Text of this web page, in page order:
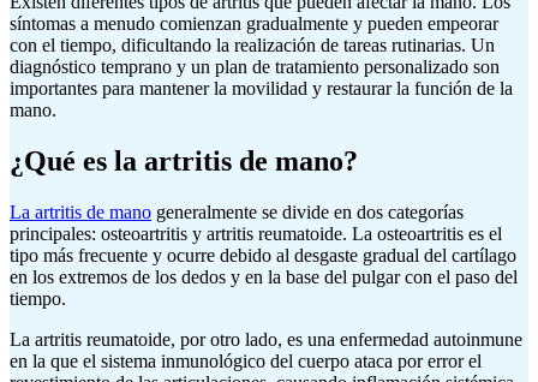
síntomas a menudo comienzan gradualmente y pueden empeorar
con el tiempo, dificultando la realización de tareas rutinarias. Un
diagnóstico temprano y un plan de tratamiento personalizado son
importantes para mantener la movilidad y restaurar la función de la
mano.
¿Qué es la artritis de mano?
La artritis de mano generalmente se divide en dos categorías
principales: osteoartritis y artritis reumatoide. La osteoartritis es el
tipo más frecuente y ocurre debido al desgaste gradual del cartílago
en los extremos de los dedos y en la base del pulgar con el paso del
tiempo.
La artritis reumatoide, por otro lado, es una enfermedad autoinmune
en la que el sistema inmunológico del cuerpo ataca por error el